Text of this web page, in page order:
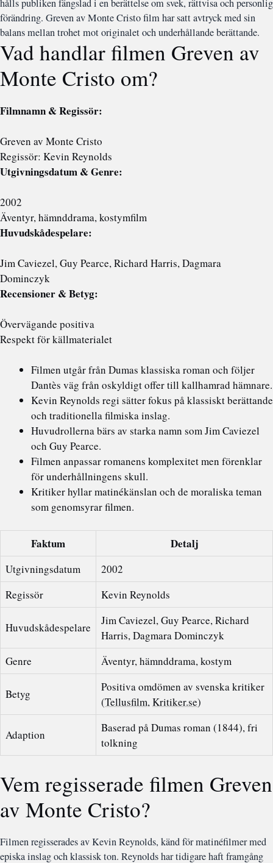
hålls publiken fängslad i en berättelse om svek, rättvisa och personlig
förändring. Greven av Monte Cristo film har satt avtryck med sin
balans mellan trohet mot originalet och underhållande berättande.
Vad handlar filmen Greven av
Monte Cristo om?
Filmnamn & Regissör:
Greven av Monte Cristo
Regissör: Kevin Reynolds
Utgivningsdatum & Genre:
2002
Äventyr, hämnddrama, kostymfilm
Huvudskådespelare:
Jim Caviezel, Guy Pearce, Richard Harris, Dagmara
Dominczyk
Recensioner & Betyg:
Övervägande positiva
Respekt för källmaterialet
Filmen utgår från Dumas klassiska roman och följer
Dantès väg från oskyldigt offer till kallhamrad hämnare.
Kevin Reynolds regi sätter fokus på klassiskt berättande
och traditionella filmiska inslag.
Huvudrollerna bärs av starka namn som Jim Caviezel
och Guy Pearce.
Filmen anpassar romanens komplexitet men förenklar
för underhållningens skull.
Kritiker hyllar matinékänslan och de moraliska teman
som genomsyrar filmen.
Faktum Detalj
Utgivningsdatum
2002
Regissör
Kevin Reynolds
Huvudskådespelare
Jim Caviezel, Guy Pearce, Richard
Harris, Dagmara Dominczyk
Genre
Äventyr, hämnddrama, kostym
Betyg
Positiva omdömen av svenska kritiker
(Tellusfilm, Kritiker.se)
Adaption
Baserad på Dumas roman (1844), fri
tolkning
Vem regisserade filmen Greven
av Monte Cristo?
Filmen regisserades av Kevin Reynolds, känd för matinéfilmer med
episka inslag och klassisk ton. Reynolds har tidigare haft framgång